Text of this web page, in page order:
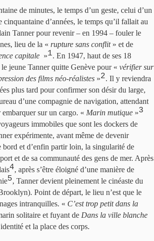
de minutes, le temps d’un geste, celui d’un
cinquantaine d’années, le temps qu’il fallait au
Tanner pour revenir – en 1994 – fouler le
lieu de la « rupture sans conflit» et de
capitale »1. En 1947, haut de ses 18
jeune Tanner quitte Genève pour « vérifier sur
des films néo-réalistes »2. Il y reviendra
plus tard pour confirmer son désir du large,
d’une compagnie de navigation, attendant
sur un cargo. « Marin mutique »3
immobiles que sont les dockers de
expérimente, avant même de devenir
bord et d’enfin partir loin, la singularité de
et de sa communauté des gens de mer. Après
4, après s’être éloigné d’une manière de
5, Tanner devient pleinement le cinéaste du
Point de départ, le lieu n’est que le
intranquilles. « C’est trop petit dans la
solitaire et fuyant de Dans la ville blanche
et la place des corps.